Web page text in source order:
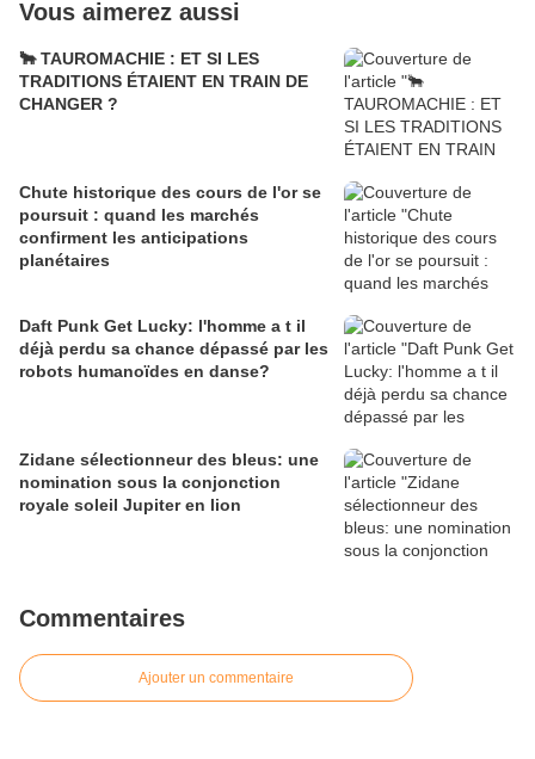
Vous aimerez aussi
🐂 TAUROMACHIE : ET SI LES
TRADITIONS ÉTAIENT EN TRAIN DE
CHANGER ?
Chute historique des cours de l'or se
poursuit : quand les marchés
confirment les anticipations
planétaires
Daft Punk Get Lucky: l'homme a t il
déjà perdu sa chance dépassé par les
robots humanoïdes en danse?
Zidane sélectionneur des bleus: une
nomination sous la conjonction
royale soleil Jupiter en lion
Commentaires
Ajouter un commentaire